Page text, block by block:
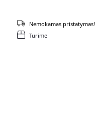
Turime
Nemokamas pristatymas!